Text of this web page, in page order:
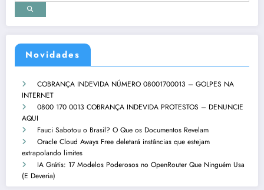
Novidades
COBRANÇA INDEVIDA NÚMERO 08001700013 – GOLPES NA
INTERNET
0800 170 0013 COBRANÇA INDEVIDA PROTESTOS – DENUNCIE
AQUI
Fauci Sabotou o Brasil? O Que os Documentos Revelam
Oracle Cloud Aways Free deletará instâncias que estejam
extrapolando limites
IA Grátis: 17 Modelos Poderosos no OpenRouter Que Ninguém Usa
(E Deveria)